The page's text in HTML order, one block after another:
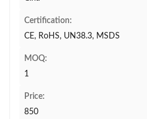
Certification:
CE, RoHS, UN38.3, MSDS
MOQ:
1
Price:
850